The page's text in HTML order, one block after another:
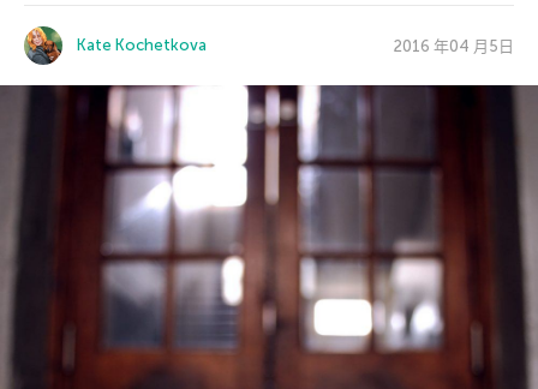
Kate Kochetkova 2016 年04 月5日